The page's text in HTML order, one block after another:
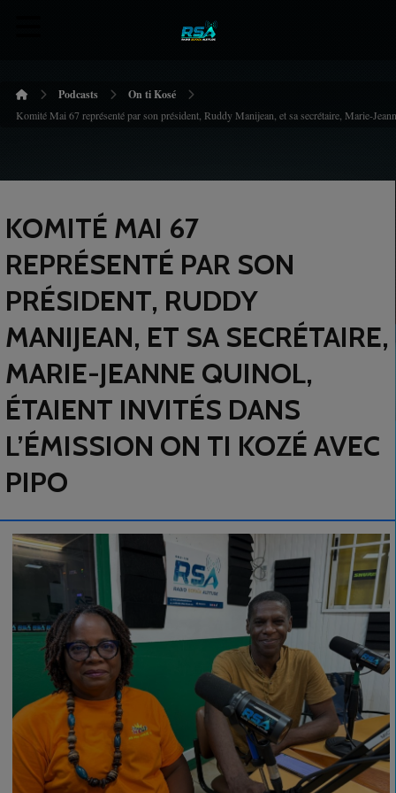
Podcasts On ti Kosé
Komité Mai 67 représenté par son président, Ruddy Manijean, et sa secrétaire, Marie-
KOMITÉ MAI 67
REPRÉSENTÉ PAR SON
PRÉSIDENT, RUDDY
MANIJEAN, ET SA SECRÉTAIRE,
MARIE-JEANNE QUINOL,
ÉTAIENT INVITÉS DANS
L’ÉMISSION ON TI KOZÉ AVEC
PIPO